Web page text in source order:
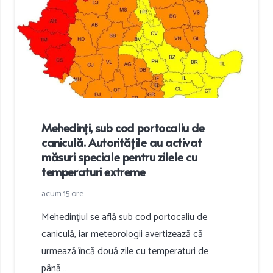
Mehedinți, sub cod portocaliu de
caniculă. Autoritățile au activat
măsuri speciale pentru zilele cu
temperaturi extreme
acum 15 ore
Mehedințiul se află sub cod portocaliu de
caniculă, iar meteorologii avertizează că
urmează încă două zile cu temperaturi de
până…